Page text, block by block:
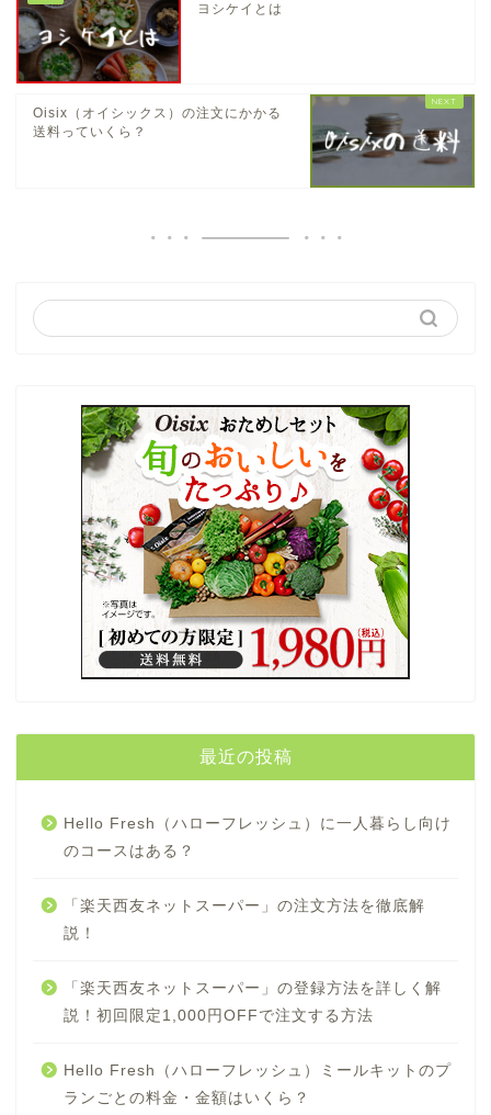
ヨシケイとは
Oisix（オイシックス）の注文にかかる
送料っていくら？
最近の投稿
Hello Fresh（ハローフレッシュ）に一人暮らし向け
のコースはある？
「楽天西友ネットスーパー」の注文方法を徹底解
説！
「楽天西友ネットスーパー」の登録方法を詳しく解
説！初回限定1,000円OFFで注文する方法
Hello Fresh（ハローフレッシュ）ミールキットのプ
ランごとの料金・金額はいくら？